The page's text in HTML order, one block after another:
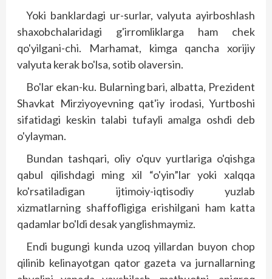
Yoki banklardagi ur-surlar, valyuta ayirboshlash
shaxobchalaridagi g'irromliklarga ham chek
qo'yilgani-chi. Marhamat, kimga qancha xorijiy
valyuta kerak bo'lsa, sotib olaversin.
Bo'lar ekan-ku. Bularning bari, albatta, Prezident
Shavkat Mirziyoyevning qat'iy irodasi, Yurtboshi
sifatidagi keskin talabi tufayli amalga oshdi deb
o'ylayman.
Bundan tashqari, oliy o'quv yurtlariga o'qishga
qabul qilishdagi ming xil “o'yin”lar yoki xalqqa
ko'rsatiladigan ijtimoiy-iqtisodiy yuzlab
xizmatlarning shaffofligiga erishilgani ham katta
qadamlar bo'ldi desak yanglishmaymiz.
Endi bugungi kunda uzoq yillardan buyon chop
qilinib kelinayotgan qator gazeta va jurnallarning